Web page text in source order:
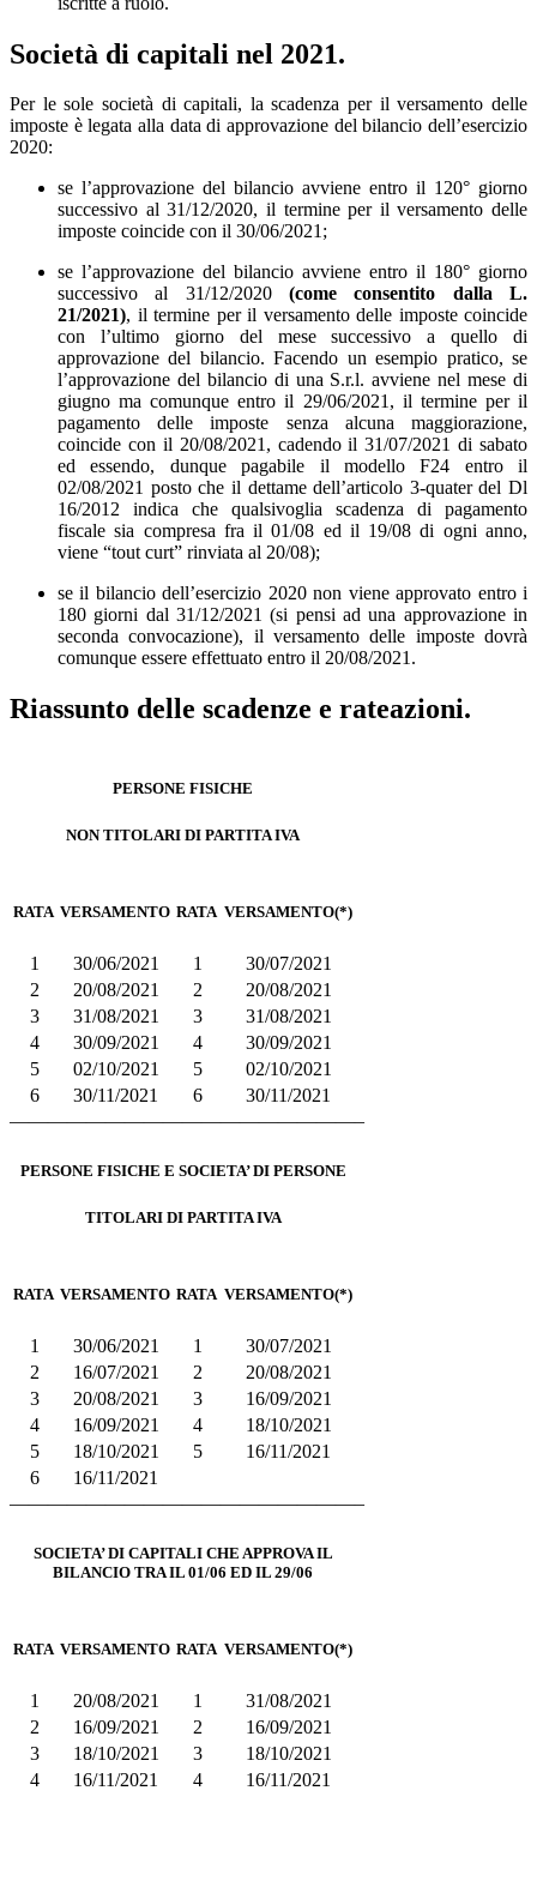
Società di capitali nel 2021.
Per le sole società di capitali, la scadenza per il versamento delle
imposte è legata alla data di approvazione del bilancio dell’esercizio
2020:
se l’approvazione del bilancio avviene entro il 120° giorno
successivo al 31/12/2020, il termine per il versamento delle
imposte coincide con il 30/06/2021;
se l’approvazione del bilancio avviene entro il 180° giorno
successivo al 31/12/2020 (come consentito dalla L.
21/2021), il termine per il versamento delle imposte coincide
con l’ultimo giorno del mese successivo a quello di
approvazione del bilancio. Facendo un esempio pratico, se
l’approvazione del bilancio di una S.r.l. avviene nel mese di
giugno ma comunque entro il 29/06/2021, il termine per il
pagamento delle imposte senza alcuna maggiorazione,
coincide con il 20/08/2021, cadendo il 31/07/2021 di sabato
ed essendo, dunque pagabile il modello F24 entro il
02/08/2021 posto che il dettame dell’articolo 3-quater del Dl
16/2012 indica che qualsivoglia scadenza di pagamento
fiscale sia compresa fra il 01/08 ed il 19/08 di ogni anno,
viene “tout curt” rinviata al 20/08);
se il bilancio dell’esercizio 2020 non viene approvato entro i
180 giorni dal 31/12/2021 (si pensi ad una approvazione in
seconda convocazione), il versamento delle imposte dovrà
comunque essere effettuato entro il 20/08/2021.
Riassunto delle scadenze e rateazioni.
PERSONE FISICHE
NON TITOLARI DI PARTITA IVA
RATA VERSAMENTO RATA VERSAMENTO(*)
1 30/06/2021 1
30/07/2021
2
20/08/2021 2
20/08/2021
3
31/08/2021 3
31/08/2021
4
30/09/2021 4
30/09/2021
5
02/10/2021 5
02/10/2021
6
30/11/2021 6
30/11/2021
——————————————————–
PERSONE FISICHE E SOCIETA’ DI PERSONE
TITOLARI DI PARTITA IVA
RATA VERSAMENTO RATA VERSAMENTO(*)
1 30/06/2021 1
30/07/2021
2
16/07/2021 2
20/08/2021
3
20/08/2021 3
16/09/2021
4
16/09/2021 4
18/10/2021
5
18/10/2021 5
16/11/2021
6
16/11/2021
——————————————————–
SOCIETA’ DI CAPITALI CHE APPROVA IL
BILANCIO TRA IL 01/06 ED IL 29/06
RATA VERSAMENTO RATA VERSAMENTO(*)
1 20/08/2021 1
31/08/2021
2
16/09/2021 2
16/09/2021
3
18/10/2021 3
18/10/2021
4
16/11/2021 4 16/11/2021